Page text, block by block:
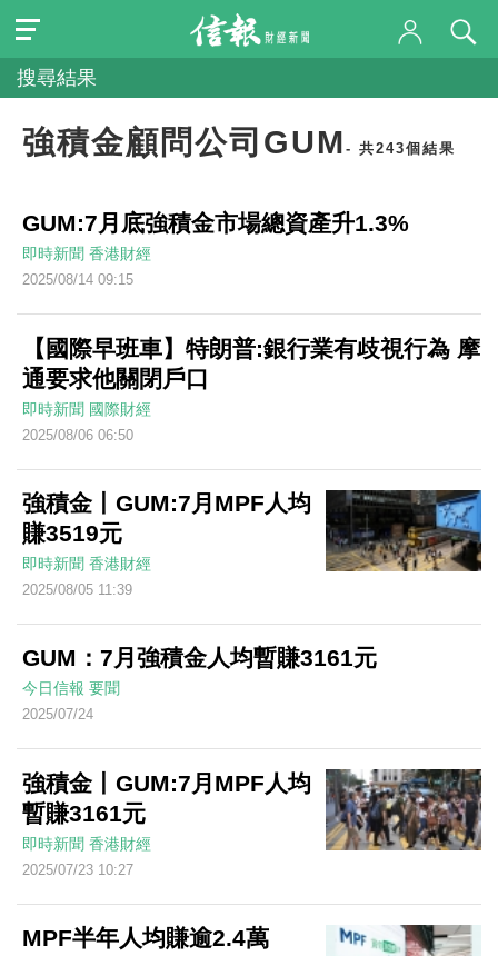
搜尋結果
強積金顧問公司GUM - 共243個結果
GUM:7月底強積金市場總資產升1.3%
即時新聞 香港財經
2025/08/14 09:15
【國際早班車】特朗普:銀行業有歧視行為 摩
通要求他關閉戶口
即時新聞 國際財經
2025/08/06 06:50
強積金丨GUM:7月MPF人均
賺3519元
即時新聞 香港財經
2025/08/05 11:39
GUM：7月強積金人均暫賺3161元
今日信報 要聞
2025/07/24
強積金丨GUM:7月MPF人均
暫賺3161元
即時新聞 香港財經
2025/07/23 10:27
MPF半年人均賺逾2.4萬